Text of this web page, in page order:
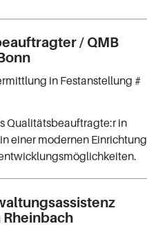
/ QMB
in Festanstellung #
Qualitätsbeauftragte:r in
einer modernen Einrichtung
Rheinbach